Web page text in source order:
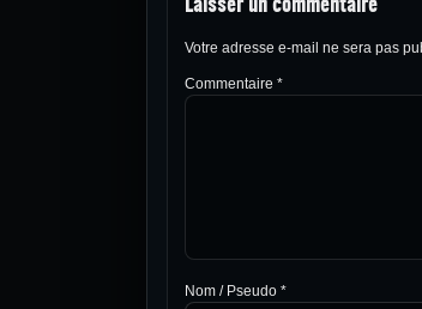
Votre adresse e-mail ne sera pas
Commentaire *
Nom / Pseudo *